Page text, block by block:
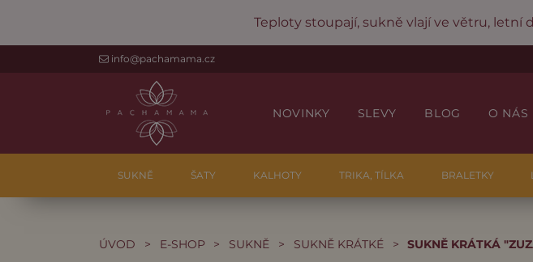
Teploty stoupají, sukně vlají ve větru, letní
info@pachamama.cz
NOVINKY SLEVY BLOG O NÁS
SUKNĚ ŠATY KALHOTY TRIKA, TÍLKA BRALETKY
ÚVOD > E-SHOP > SUKNĚ > SUKNĚ KRÁTKÉ > SUKNĚ KRÁTKÁ